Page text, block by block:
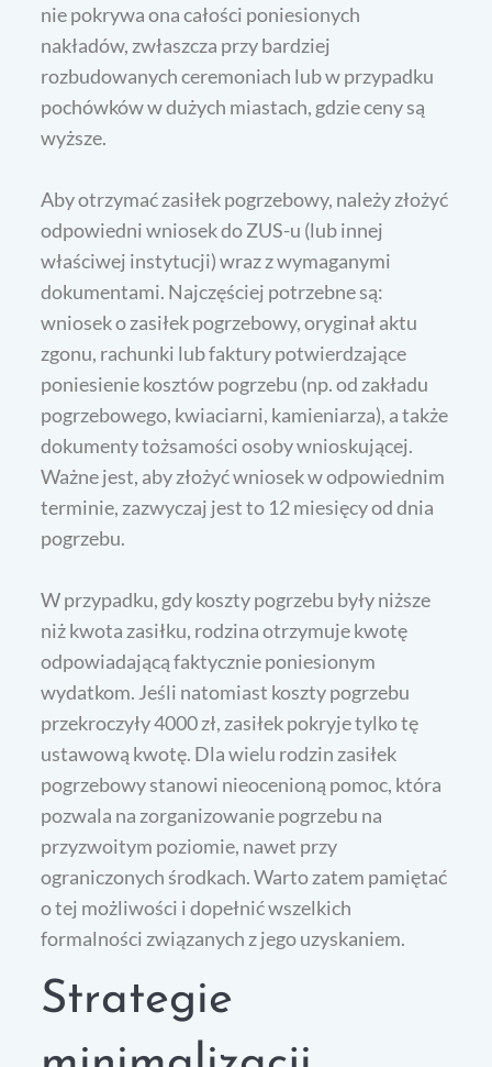
nie pokrywa ona całości poniesionych
nakładów, zwłaszcza przy bardziej
rozbudowanych ceremoniach lub w przypadku
pochówków w dużych miastach, gdzie ceny są
wyższe.
Aby otrzymać zasiłek pogrzebowy, należy złożyć
odpowiedni wniosek do ZUS-u (lub innej
właściwej instytucji) wraz z wymaganymi
dokumentami. Najczęściej potrzebne są:
wniosek o zasiłek pogrzebowy, oryginał aktu
zgonu, rachunki lub faktury potwierdzające
poniesienie kosztów pogrzebu (np. od zakładu
pogrzebowego, kwiaciarni, kamieniarza), a także
dokumenty tożsamości osoby wnioskującej.
Ważne jest, aby złożyć wniosek w odpowiednim
terminie, zazwyczaj jest to 12 miesięcy od dnia
pogrzebu.
W przypadku, gdy koszty pogrzebu były niższe
niż kwota zasiłku, rodzina otrzymuje kwotę
odpowiadającą faktycznie poniesionym
wydatkom. Jeśli natomiast koszty pogrzebu
przekroczyły 4000 zł, zasiłek pokryje tylko tę
ustawową kwotę. Dla wielu rodzin zasiłek
pogrzebowy stanowi nieocenioną pomoc, która
pozwala na zorganizowanie pogrzebu na
przyzwoitym poziomie, nawet przy
ograniczonych środkach. Warto zatem pamiętać
o tej możliwości i dopełnić wszelkich
formalności związanych z jego uzyskaniem.
Strategie